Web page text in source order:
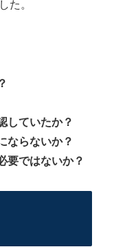
た。
していたか？
ならないか？
要ではないか？